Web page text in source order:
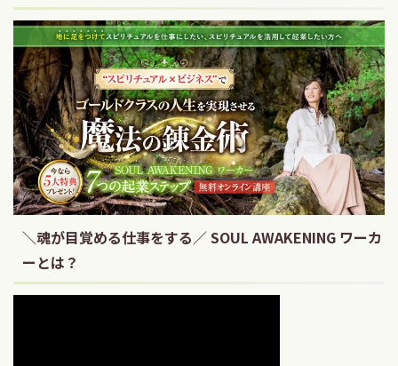
＼魂が目覚める仕事をする／ SOUL AWAKENING ワーカ
ーとは？